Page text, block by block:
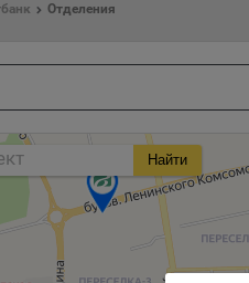
Отделения
Найти